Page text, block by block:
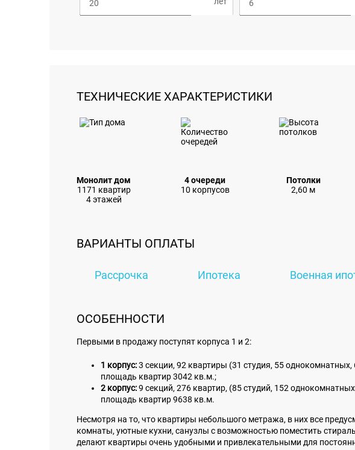
ТЕХНИЧЕСКИЕ ХАРАКТЕРИСТИКИ
Монолит дом
1171 квартир
4 этажей
4 очереди
10 корпусов
Потолки
2,60 м
ВАРИАНТЫ ОПЛАТЫ
Рассрочка Ипотека Военная
ОСОБЕННОСТИ
Первыми в продажу поступят корпуса 1 и 2:
1 корпус:3 секции, 92 квартиры (31 студия, 55
площадь квартир 3042 кв.м.;
2 корпус:9 секций, 276 квартир, (85 студий, 152
площадь квартир 9638 кв.м.
Несмотря на то, что квартиры небольшого метража, в них все
комнаты, уютные кухни, санузлы с возможностью поместить
делают квартиры очень удобными и привлекательными для